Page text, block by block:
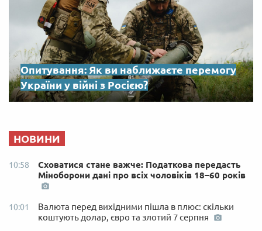
Опитування: Як ви наближаєте перемогу
України у війні з Росією?
НОВИНИ
10:58
Сховатися стане важче: Податкова передасть
Міноборони дані про всіх чоловіків 18–60 років
10:01
Валюта перед вихідними пішла в плюс: скільки
коштують долар, євро та злотий 7 серпня